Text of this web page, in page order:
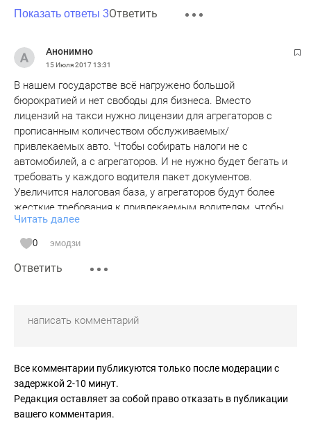
Показать ответы 3Ответить
Анонимно
15 Июля 201713:31
В нашем государстве всё нагружено большой
бюрократией и нет свободы для бизнеса. Вместо
лицензий на такси нужно лицензии для агрегаторов с
прописанным количеством обслуживаемых/
привлекаемых авто. Чтобы собирать налоги не с
автомобилей, а с агрегаторов. И не нужно будет бегать и
требовать у каждого водителя пакет документов.
Увеличится налоговая база, у агрегаторов будут более
жесткие требования к привлекаемым водителям, чтобы
не зря платить за него лицензию.
Данный вариант лицензии схож на лицензии
компьютерного СОФТА по количеству рабочих мест/копий
для программ(бухгалтерия, графика).
Читать далее
0 эмодзи
Ответить
Все комментарии публикуются только после модерации с
задержкой 2-10 минут.
Редакция оставляет за собой право отказать в публикации
вашего комментария.